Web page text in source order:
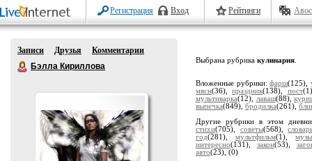
Регистрация Вход Рейтинги
Записи Друзья
Комментарии
Бэлла Кириллова
Выбрана рубрика кулинария
Вложенные рубрики:фарш(125),
мясн(36),праздник(138), пост
мультиварка(12), лаваш(88),
выпечка(849), бродилка(261),
Другие рубрики в этом
стихи(705), советы(568),
год(281),мультфильм(1),
интересно(131), закон(53),
авто(23), (0)